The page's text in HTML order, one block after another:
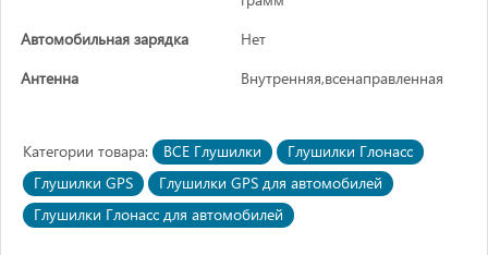
Автомобильная зарядка
Нет
Антенна
Внутренняя,всенаправленная
Категории товара: ВСЕ Глушилки
Глушилки Глонасс
Глушилки GPS
Глушилки GPS для автомобилей
Глушилки Глонасс для автомобилей